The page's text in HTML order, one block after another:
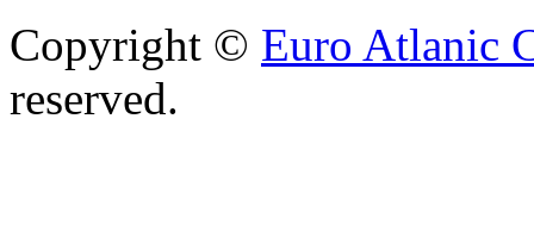
Copyright © Euro Atlanic
reserved.